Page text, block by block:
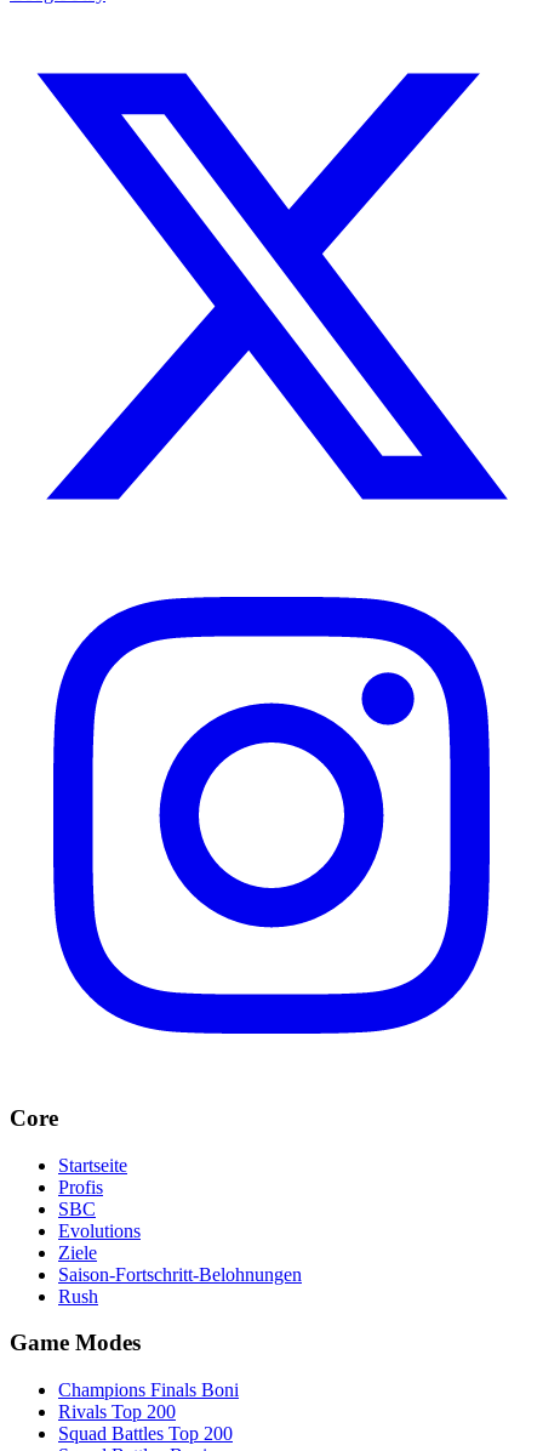
Core
Startseite
Profis
SBC
Evolutions
Ziele
Saison-Fortschritt-Belohnungen
Rush
Game Modes
Champions Finals Boni
Rivals Top 200
Squad Battles Top 200